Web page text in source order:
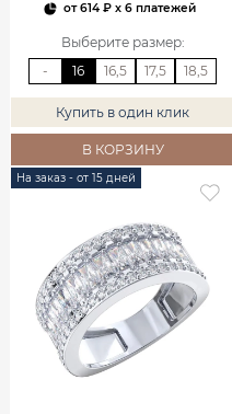
от614 ₽x 6 платежей
Выберите размер:
-
16 16,5 17,5 18,5
Купить в один клик
В КОРЗИНУ
На заказ - от 15 дней